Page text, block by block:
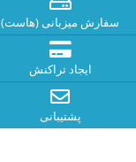
سفارش میزبانی (هاست)
ایجاد تراکنش
پشتیبانی